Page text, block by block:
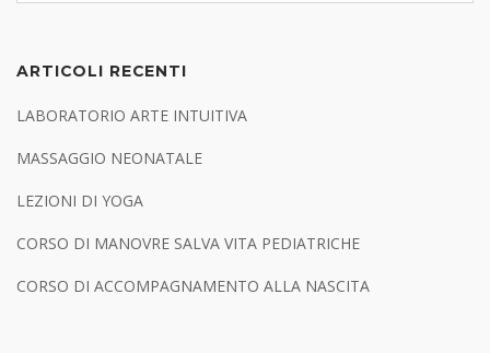
ARTICOLI RECENTI
LABORATORIO ARTE INTUITIVA
MASSAGGIO NEONATALE
LEZIONI DI YOGA
CORSO DI MANOVRE SALVA VITA PEDIATRICHE
CORSO DI ACCOMPAGNAMENTO ALLA NASCITA